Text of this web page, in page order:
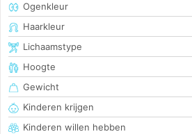
Ogenkleur
Haarkleur
Lichaamstype
Hoogte
Gewicht
Kinderen krijgen
Kinderen willen hebben